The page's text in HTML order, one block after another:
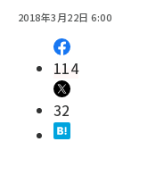
2018年3月22日 6:00
114
32